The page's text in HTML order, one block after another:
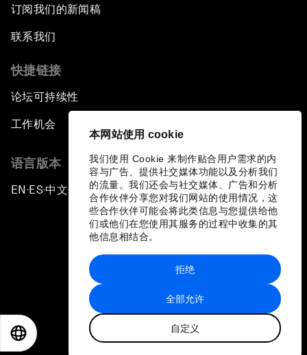
本网站使用 cookie
我们使用 Cookie 来制作贴合用户需求的内
容与广告、提供社交媒体功能以及分析我们
的流量。我们还会与社交媒体、广告和分析
合作伙伴分享您对我们网站的使用情况，这
些合作伙伴可能会将此类信息与您提供给他
们或他们在您使用其服务的过程中收集的其
他信息相结合。
全部允许
自定义
拒绝
订阅我们的新闻稿
联系我们
快捷链接
论坛可持续性
工作机会
语言版本
EN ▪ES▪中文▪ 日本語
站点地图
世界经济论坛